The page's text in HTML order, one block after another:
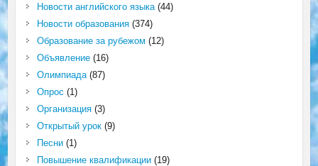
Новости английского языка(44)
Новости образования(374)
Образование за рубежом (12)
Объявление(16)
Олимпиада(87)
Опрос (1)
Организация(3)
Открытый урок(9)
Песни(1)
Повышение квалификации(19)